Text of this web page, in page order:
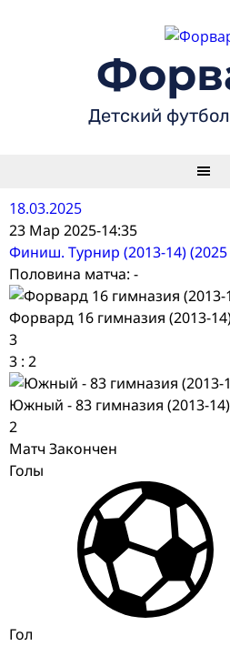
Детский
18.03.2025
23 Мар 2025-14:35
Финиш. Турнир (2013-14)
Половина матча: -
Форвард 16 гимназия (2013-
3
3 : 2
Южный - 83 гимназия (2013-14)
2
Матч Закончен
Голы
Гол